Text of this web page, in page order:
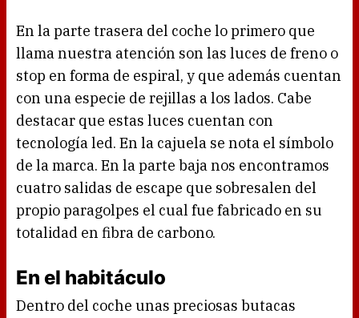
En la parte trasera del coche lo primero que
llama nuestra atención son las luces de freno o
stop en forma de espiral, y que además cuentan
con una especie de rejillas a los lados. Cabe
destacar que estas luces cuentan con
tecnología led. En la cajuela se nota el símbolo
de la marca. En la parte baja nos encontramos
cuatro salidas de escape que sobresalen del
propio paragolpes el cual fue fabricado en su
totalidad en fibra de carbono.
En el habitáculo
Dentro del coche unas preciosas butacas